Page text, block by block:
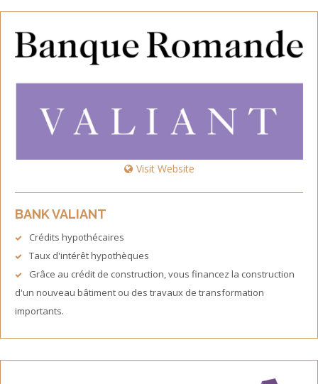
Visit Website
BANK VALIANT
Crédits hypothécaires
Taux d'intérêt hypothèques
Grâce au crédit de construction, vous financez la construction
d'un nouveau bâtiment ou des travaux de transformation
importants.